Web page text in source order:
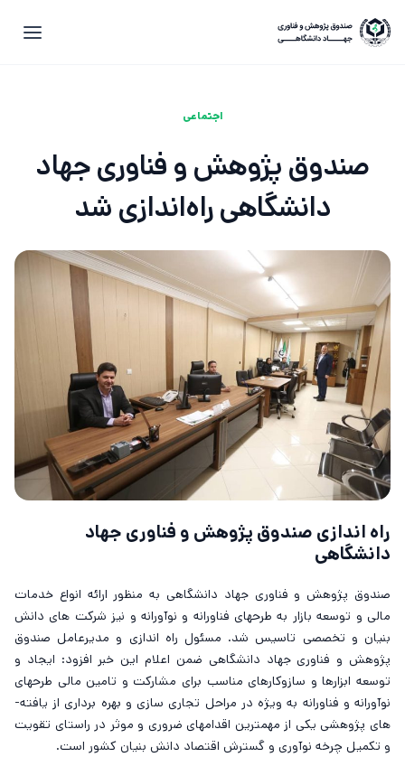
اجتماعی
صندوق پژوهش و فناوری جهاد
دانشگاهی راه‌اندازی شد
راه ­اندازی صندوق پژوهش و فناوری جهاد
دانشگاهی
صندوق پژوهش و فناوری جهاد دانشگاهی به منظور ارائه انواع خدمات
مالی و توسعه بازار به طرح­های فناورانه و نوآورانه و نیز شرکت­ های دانش
بنیان و تخصصی تاسیس شد. مسئول راه ­اندازی و مدیرعامل صندوق
پژوهش و فناوری جهاد دانشگاهی ضمن اعلام این خبر افزود: ايجاد و
توسعه ابزارها و سازوكارهاي مناسب برای مشارکت و تامين مالي طرح­های
نوآورانه و فناورانه به­ ویژه در مراحل تجاری­ سازی و بهره ­برداری از یافته­
های پژوهشی یکی از مهمترین اقدام­های ضروری و موثر در راستاي تقویت
و تکمیل چرخه نوآوری و گسترش اقتصاد دانش بنيان کشور است.